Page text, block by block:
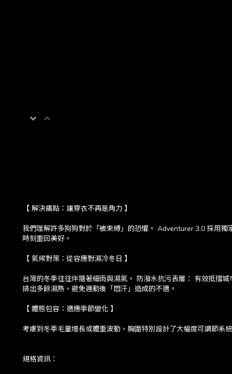
【 解決痛點：讓穿衣不再是角力 】
我們理解許多狗狗對於「被束縛」的恐懼。 Adventurer 3.0 採用
時刻重回美好。
【 氣候對策：從容應對濕冷冬日 】
台灣的冬季往往伴隨著細雨與濕氣。 防潑水抗污表層： 有效抵擋
排出多餘濕熱，避免運動後「悶汗」造成的不適。
【 體態包容：適應季節變化 】
考慮到冬季毛量增長或體重波動，胸圍特別設計了大幅度可調節系
規格資訊：